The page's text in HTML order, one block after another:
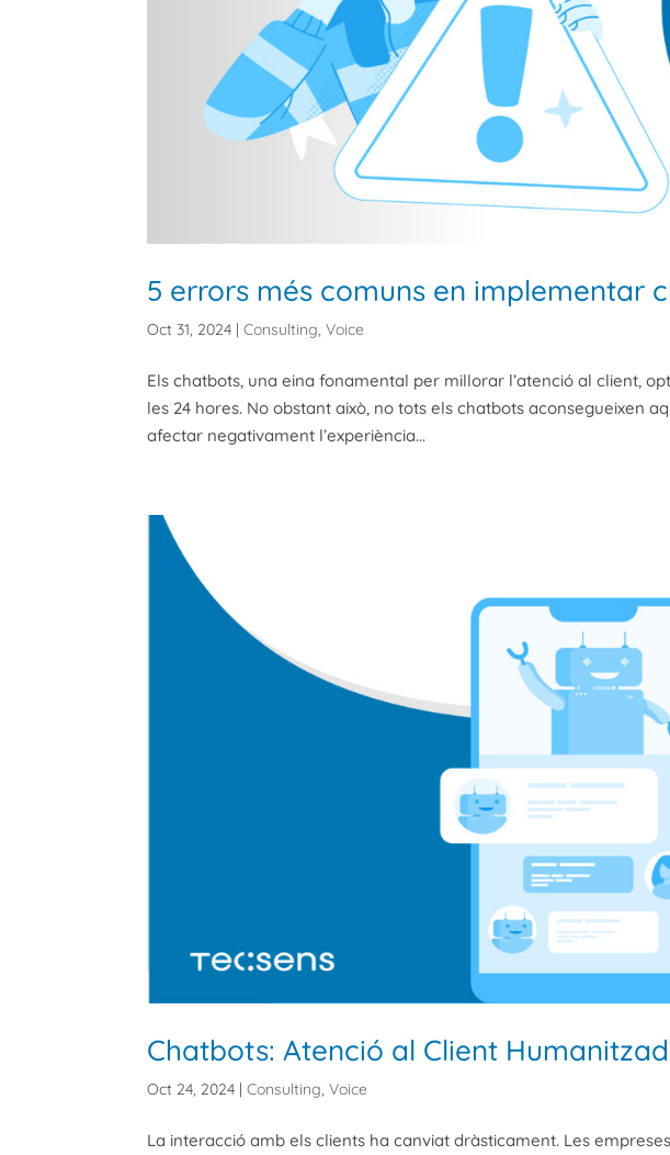
5 errors més comuns en implementar
Oct 31, 2024 |Consulting ,Voice
Els chatbots, una eina fonamental per millorar l’atenció al client,
les 24 hores. No obstant això, no tots els chatbots aconsegueixen
afectar negativament l’experiència...
Chatbots: Atenció al Client
Oct 24, 2024 |Consulting,Voice
La interacció amb els clients ha canviat dràsticament. Les